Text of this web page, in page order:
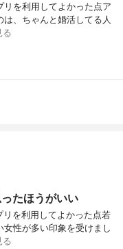
を利用してよかった点ア
、ちゃんと婚活してる人
る
たほうがいい
を利用してよかった点若
性が多い印象を受けまし
る